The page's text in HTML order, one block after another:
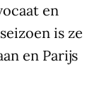
en
is ze
en Parijs